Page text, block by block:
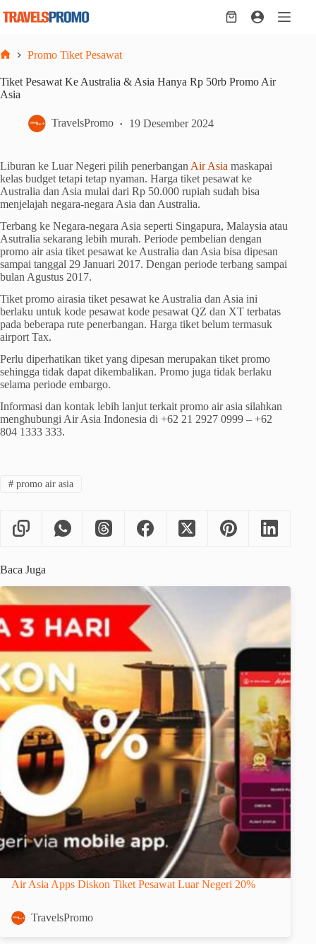
Shopping
Promo Tiket Pesawat
Tiket Pesawat Ke Australia & Asia Hanya Rp 50rb Promo Air
Asia
TravelsPromo 19 Desember 2024
Liburan ke Luar Negeri pilih penerbangan Air Asia maskapai
kelas budget tetapi tetap nyaman. Harga tiket pesawat ke
Australia dan Asia mulai dari Rp 50.000 rupiah sudah bisa
menjelajah negara-negara Asia dan Australia.
Terbang ke Negara-negara Asia seperti Singapura, Malaysia atau
Asutralia sekarang lebih murah. Periode pembelian dengan
promo air asia tiket pesawat ke Australia dan Asia bisa dipesan
sampai tanggal 29 Januari 2017. Dengan periode terbang sampai
bulan Agustus 2017.
Tiket promo airasia tiket pesawat ke Australia dan Asia ini
berlaku untuk kode pesawat kode pesawat QZ dan XT terbatas
pada beberapa rute penerbangan. Harga tiket belum termasuk
airport Tax.
Perlu diperhatikan tiket yang dipesan merupakan tiket promo
sehingga tidak dapat dikembalikan. Promo juga tidak berlaku
selama periode embargo.
Informasi dan kontak lebih lanjut terkait promo air asia silahkan
menghubungi Air Asia Indonesia di +62 21 2927 0999 – +62
804 1333 333.
#promo air asia
Baca Juga
Air Asia Apps Diskon Tiket Pesawat Luar Negeri 20%
TravelsPromo